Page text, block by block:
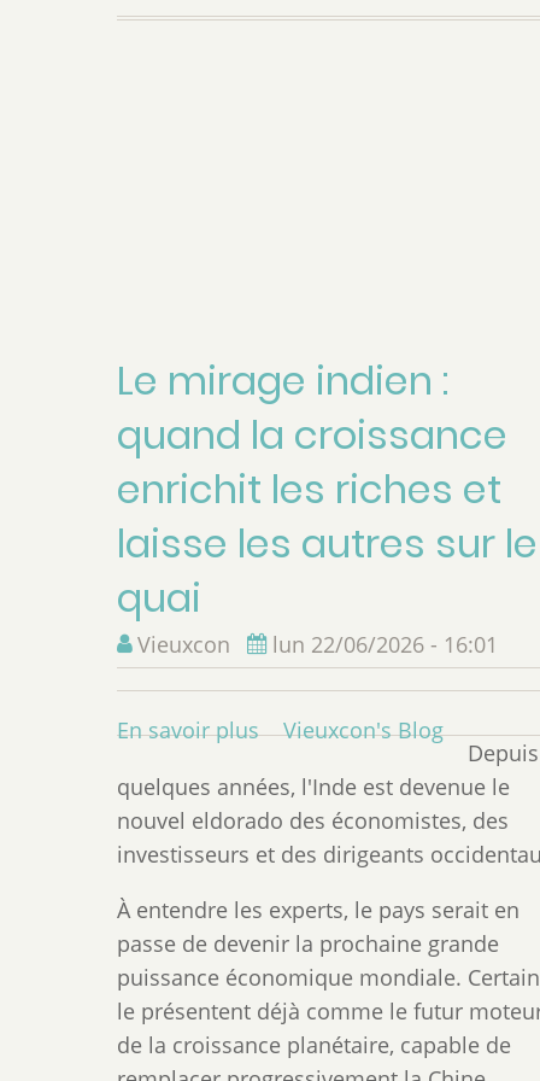
Le mirage indien :
quand la croissance
enrichit les riches et
laisse les autres sur le
quai
Vieuxcon lun 22/06/2026 - 16:01
En savoir plussur
mirage
indien
:
quand
la
croissance
enrichit
les
riches
Vieuxcon's Blog
Depuis
quelques années, l'Inde est devenue le
nouvel eldorado des économistes, des
investisseurs et des dirigeants
À entendre les experts, le pays serait en
passe de devenir la prochaine grande
puissance économique mondiale.
le présentent déjà comme le futur
de la croissance planétaire, capable de